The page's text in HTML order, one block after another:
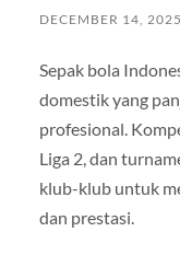
DECEMBER 14, 2025
Sepak bola
domestik yang
profesional.
Liga 2, dan
klub-klub untuk
dan prestasi.